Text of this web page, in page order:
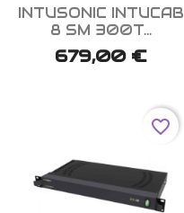
Aperçu rapide
INTUSONIC INTUCAB
8 SM 300T...
679,00 €
favorite_border